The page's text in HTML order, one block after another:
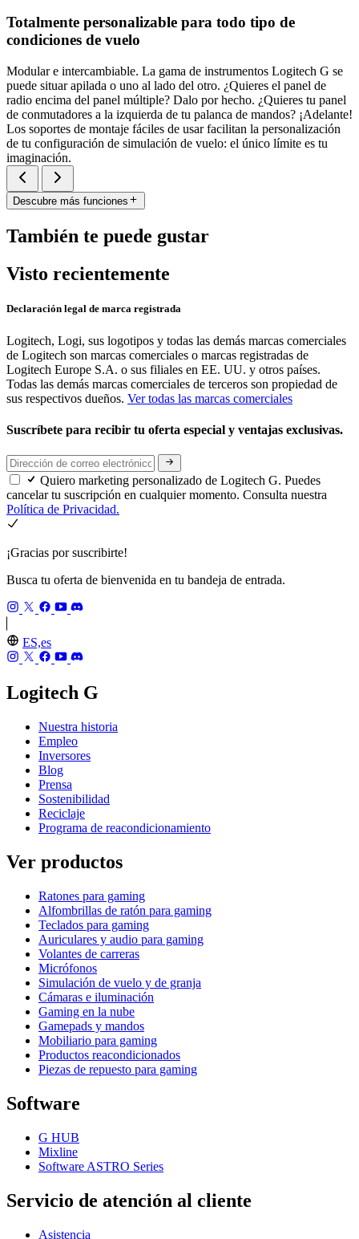
Totalmente personalizable para todo tipo de
condiciones de vuelo
Modular e intercambiable. La gama de instrumentos Logitech G se
puede situar apilada o uno al lado del otro. ¿Quieres el panel de
radio encima del panel múltiple? Dalo por hecho. ¿Quieres tu panel
de conmutadores a la izquierda de tu palanca de mandos? ¡Adelante!
Los soportes de montaje fáciles de usar facilitan la personalización
de tu configuración de simulación de vuelo: el único límite es tu
imaginación.
Descubre más funciones
También te puede gustar
Visto recientemente
Declaración legal de marca registrada
Logitech, Logi, sus logotipos y todas las demás marcas comerciales
de Logitech son marcas comerciales o marcas registradas de
Logitech Europe S.A. o sus filiales en EE. UU. y otros países.
Todas las demás marcas comerciales de terceros son propiedad de
sus respectivos dueños. Ver todas las marcas comerciales
Suscríbete para recibir tu oferta especial y ventajas exclusivas.
Quiero marketing personalizado de Logitech G. Puedes
cancelar tu suscripción en cualquier momento. Consulta nuestra
Política de Privacidad.
¡Gracias por suscribirte!
Busca tu oferta de bienvenida en tu bandeja de entrada.
ES,es
Logitech G
Nuestra historia
Empleo
Inversores
Blog
Prensa
Sostenibilidad
Reciclaje
Programa de reacondicionamiento
Ver productos
Ratones para gaming
Alfombrillas de ratón para gaming
Teclados para gaming
Auriculares y audio para gaming
Volantes de carreras
Micrófonos
Simulación de vuelo y de granja
Cámaras e iluminación
Gaming en la nube
Gamepads y mandos
Mobiliario para gaming
Productos reacondicionados
Piezas de repuesto para gaming
Software
G HUB
Mixline
Software ASTRO Series
Servicio de atención al cliente
Asistencia